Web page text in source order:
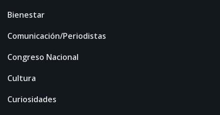
Bienestar
Comunicación/Periodistas
Congreso Nacional
Cultura
Curiosidades